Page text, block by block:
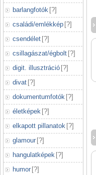
barlangfotók [?]
családi/emlékkép [?]
csendélet [?]
csillagászat/égbolt [?]
digit. illusztráció [?]
divat [?]
dokumentumfotók [?]
életképek [?]
elkapott pillanatok [?]
glamour [?]
hangulatképek [?]
humor [?]